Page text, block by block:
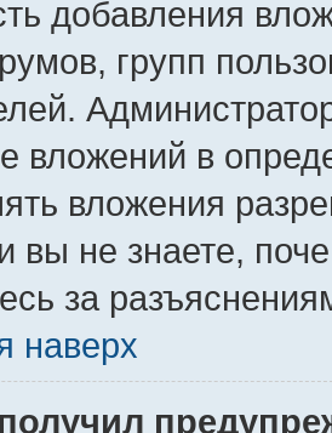
добавления
групп
вложений в
вложения
вы не знаете,
за
наверх